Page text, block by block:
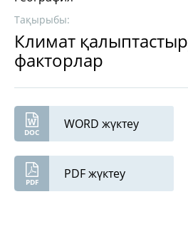
Тақырыбы:
Климат
факторлар
WORD жүктеу
PDF жүктеу